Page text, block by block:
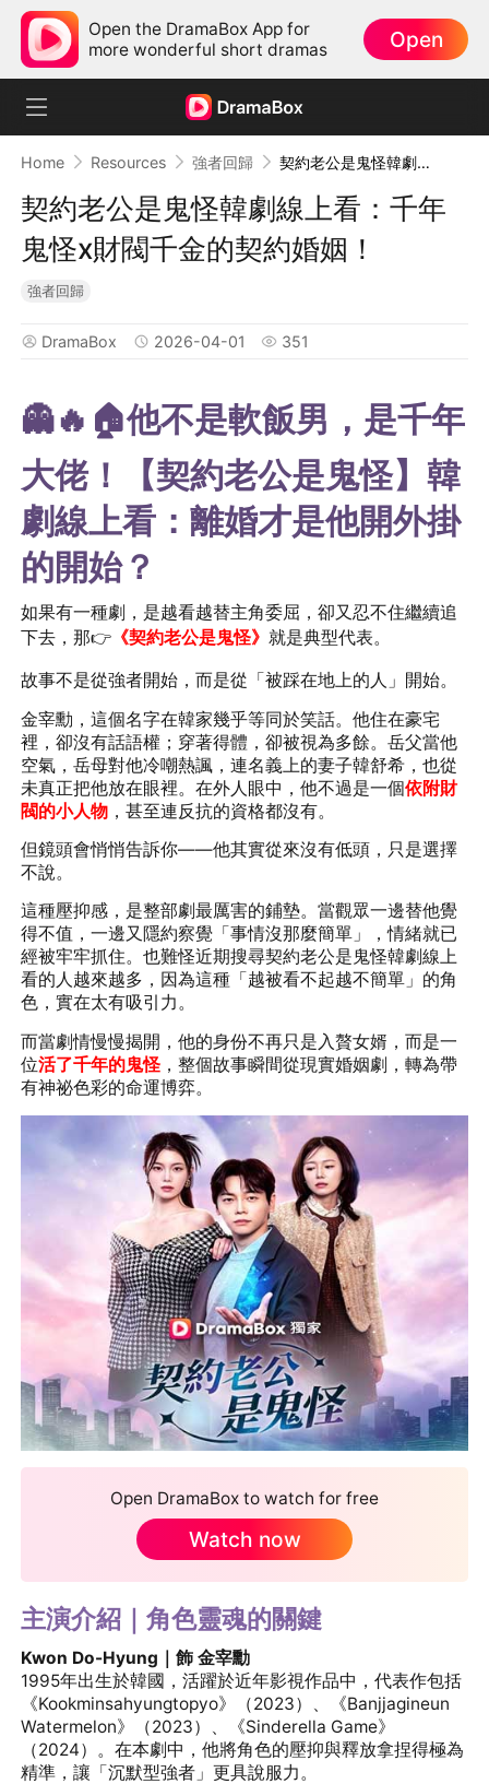
Open the DramaBox App for
more wonderful short dramas
Open
Home Resources 強者回歸 契約老公是鬼怪韓劇線上看：千年鬼怪x財閥千金的契約婚姻！
契約老公是鬼怪韓劇線上看：千年
鬼怪x財閥千金的契約婚姻！
強者回歸
DramaBox 2026-04-01 351
👻🔥🏠他不是軟飯男，是千年
大佬！【契約老公是鬼怪】韓
劇線上看：離婚才是他開外掛
的開始？
如果有一種劇，是越看越替主角委屈，卻又忍不住繼續追
下去，那👉 《契約老公是鬼怪》就是典型代表。
故事不是從強者開始，而是從「被踩在地上的人」開始。
金宰勳，這個名字在韓家幾乎等同於笑話。他住在豪宅
裡，卻沒有話語權；穿著得體，卻被視為多餘。岳父當他
空氣，岳母對他冷嘲熱諷，連名義上的妻子韓舒希，也從
未真正把他放在眼裡。在外人眼中，他不過是一個依附財
閥的小人物 ，甚至連反抗的資格都沒有。
但鏡頭會悄悄告訴你——他其實從來沒有低頭，只是選擇
不說。
這種壓抑感，是整部劇最厲害的鋪墊。當觀眾一邊替他覺
得不值，一邊又隱約察覺「事情沒那麼簡單」，情緒就已
經被牢牢抓住。也難怪近期搜尋契約老公是鬼怪韓劇線上
看的人越來越多，因為這種「越被看不起越不簡單」的角
色，實在太有吸引力。
而當劇情慢慢揭開，他的身份不再只是入贅女婿，而是一
位活了千年的鬼怪 ，整個故事瞬間從現實婚姻劇，轉為帶
有神祕色彩的命運博弈。
Open DramaBox to watch for free
Watch now
主演介紹｜角色靈魂的關鍵
Kwon Do-Hyung｜飾 金宰勳
1995年出生於韓國，活躍於近年影視作品中，代表作包括
《Kookminsahyungtopyo》（2023）、《Banjjagineun
Watermelon》（2023）、《Sinderella Game》
（2024）。在本劇中，他將角色的壓抑與釋放拿捏得極為
精準，讓「沉默型強者」更具說服力。